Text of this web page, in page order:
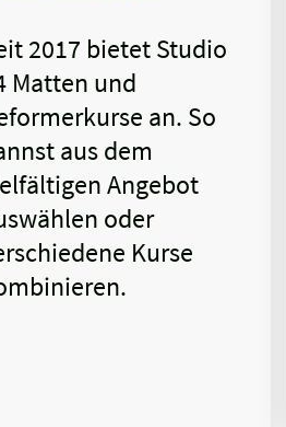
2017 bietet Studio
Matten und
an. So
aus dem
Angebot
oder
Kurse